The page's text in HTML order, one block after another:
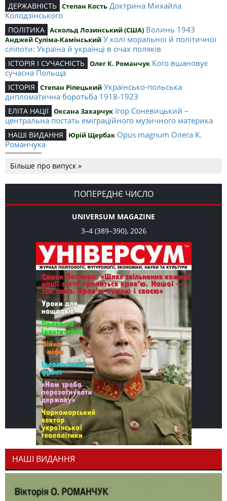
ДЕРЖАВНІСТЬ Степан Кость Доктрина Михайла
Колодзінського
ПОЛІТИКА Аскольд Лозинський (США) Волинь 1943
Анджей Суліма-Камінський У колі моральної й політичної
сліпоти: Україна й українці в очах поляків
ІСТОРІЯ І СУЧАСНІСТЬ Олег К. Романчук Кого вшановує
сучасна Польща
ІСТОРІЯ Степан Ріпецький Українсько-польська
дипломатична боротьба 1918-1923
ЕЛІТА НАЦІЇ Оксана Захарчук Ігор Соневицький –
центральна постать еміграційного музичного материка
НАШІ ВИДАННЯ Юрій Щербак Opus magnum Олега К.
Романчука
Романчука
СЛОВО РЕДАКЦІЙНЕ Олег К. Романчук Журавель і синиця
як уособлення української політстратегії й тактики
Більше про випуск »
ПОПЕРЕДНЄ ЧИСЛО
UNIVERSUM MAGAZINE
3–4 (389–390), 2026
НАШІ ВИДАННЯ